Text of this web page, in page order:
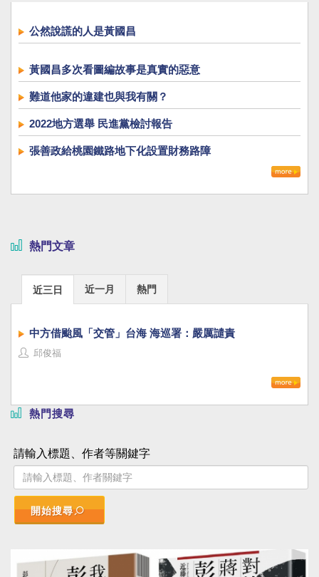
公然說謊的人是黃國昌
黃國昌多次看圖編故事是真實的惡意
難道他家的違建也與我有關？
2022地方選舉 民進黨檢討報告
張善政給桃園鐵路地下化設置財務路障
熱門文章
近三日 近一月 熱門
中方借颱風「交管」台海 海巡署：嚴厲譴責
邱俊福
熱門搜尋
請輸入標題、作者等關鍵字
開始搜尋